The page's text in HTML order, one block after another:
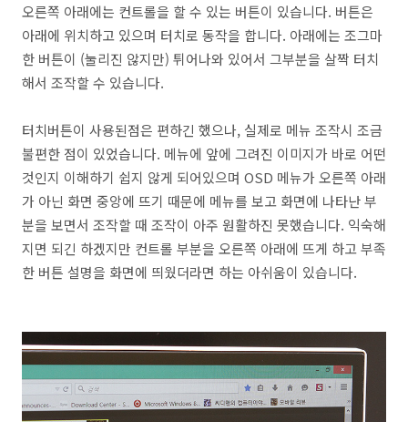
오른쪽 아래에는 컨트롤을 할 수 있는 버튼이 있습니다. 버튼은
아래에 위치하고 있으며 터치로 동작을 합니다. 아래에는 조그마
한 버튼이 (눌리진 않지만) 튀어나와 있어서 그부분을 살짝 터치
해서 조작할 수 있습니다.
터치버튼이 사용된점은 편하긴 했으나, 실제로 메뉴 조작시 조금
불편한 점이 있었습니다. 메뉴에 앞에 그려진 이미지가 바로 어떤
것인지 이해하기 쉽지 않게 되어있으며 OSD 메뉴가 오른쪽 아래
가 아닌 화면 중앙에 뜨기 때문에 메뉴를 보고 화면에 나타난 부
분을 보면서 조작할 때 조작이 아주 원활하진 못했습니다. 익숙해
지면 되긴 하겠지만 컨트롤 부분을 오른쪽 아래에 뜨게 하고 부족
한 버튼 설명을 화면에 띄웠더라면 하는 아쉬움이 있습니다.